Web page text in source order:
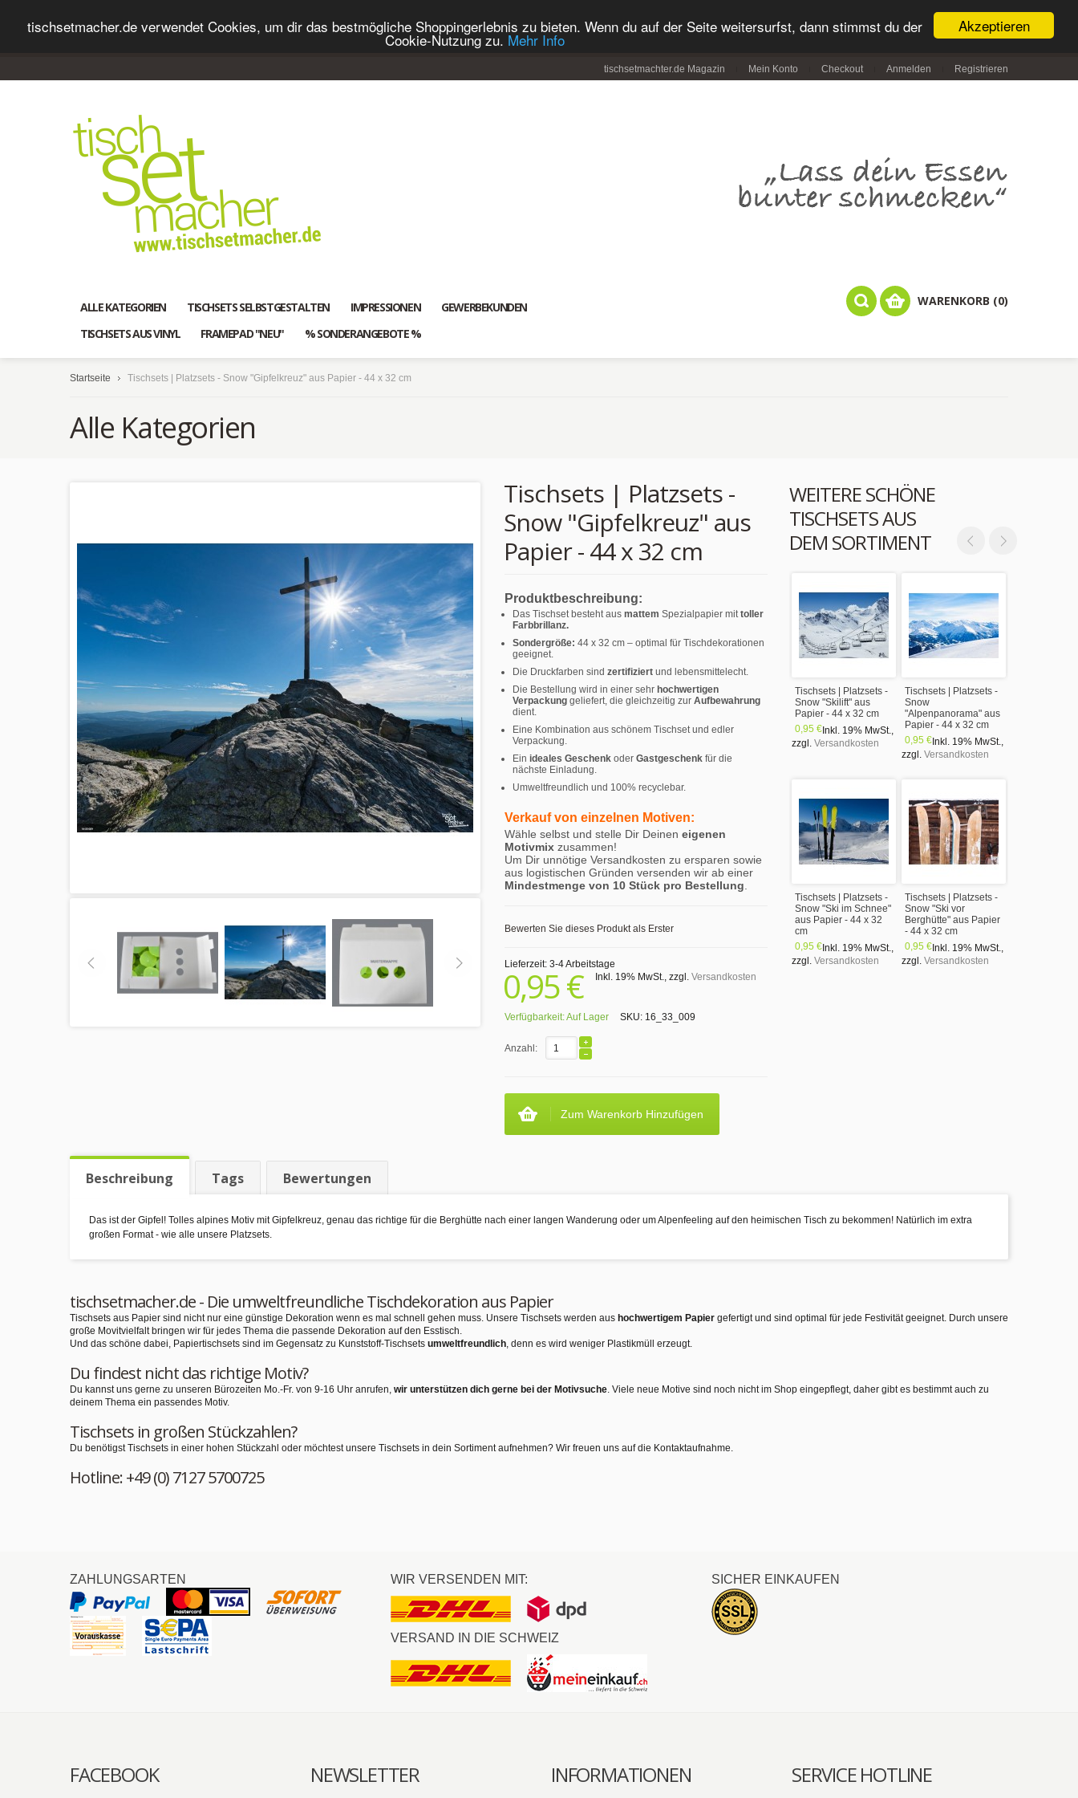
Akzeptieren
tischsetmacher.de verwendet Cookies, um dir das bestmögliche Shoppingerlebnis zu bieten. Wenn du auf der Seite weitersurfst, dann stimmst du der
Cookie-Nutzung zu. Mehr Info
tischsetmachter.de Magazin Mein Konto Checkout Anmelden Registrieren
ALLE KATEGORIEN TISCHSETS SELBSTGESTALTEN IMPRESSIONEN
GEWERBEKUNDEN
TISCHSETS AUS VINYL
FRAMEPAD "NEU" % SONDERANGEBOTE %
WARENKORB (0)
Startseite Tischsets | Platzsets - Snow "Gipfelkreuz" aus Papier - 44 x 32 cm
Alle Kategorien
WEITERE SCHÖNE
TISCHSETS AUS
DEM SORTIMENT
Tischsets | Platzsets -
Snow "Skilift" aus
Papier - 44 x 32 cm
0,95 € Inkl. 19% MwSt.,
zzgl. Versandkosten
Tischsets | Platzsets -
Snow
"Alpenpanorama" aus
Papier - 44 x 32 cm
0,95 € Inkl. 19% MwSt.,
zzgl. Versandkosten
Tischsets | Platzsets -
Snow "Ski im Schnee"
aus Papier - 44 x 32
cm
0,95 € Inkl. 19% MwSt.,
zzgl. Versandkosten
Tischsets | Platzsets -
Snow "Ski vor
Berghütte" aus Papier
- 44 x 32 cm
0,95 € Inkl. 19% MwSt.,
zzgl. Versandkosten
Tischsets | Platzsets -
Snow "Gipfelkreuz" aus
Papier - 44 x 32 cm
Produktbeschreibung:
Das Tischset besteht aus mattem Spezialpapier mittoller
Farbbrillanz.
Sondergröße: 44 x 32 cm – optimal für Tischdekorationen
geeignet.
Die Druckfarben sind zertifiziert und lebensmittelecht.
Die Bestellung wird in einer sehr hochwertigen
Verpackung geliefert, die gleichzeitig zur Aufbewahrung
dient.
Eine Kombination aus schönem Tischset und edler
Verpackung.
Ein ideales Geschenk oder Gastgeschenk für die
nächste Einladung.
Umweltfreundlich und 100% recyclebar.
Verkauf von einzelnen Motiven:
Wähle selbst und stelle Dir Deinen eigenen
Motivmix zusammen!
Um Dir unnötige Versandkosten zu ersparen sowie
aus logistischen Gründen versenden wir ab einer
Mindestmenge von 10 Stück pro Bestellung
Bewerten Sie dieses Produkt als Erster
Lieferzeit: 3-4 Arbeitstage
0,95 € Inkl. 19% MwSt., zzgl. Versandkosten
Verfügbarkeit:Auf Lager SKU: 16_33_009
Anzahl:
Zum Warenkorb Hinzufügen
Beschreibung Tags Bewertungen
Das ist der Gipfel! Tolles alpines Motiv mit Gipfelkreuz, genau das richtige für die Berghütte nach einer langen Wanderung oder um Alpenfeeling auf den heimischen Tisch zu bekommen! Natürlich im extra
großen Format - wie alle unsere Platzsets.
tischsetmacher.de - Die umweltfreundliche Tischdekoration aus Papier
Tischsets aus Papier sind nicht nur eine günstige Dekoration wenn es mal schnell gehen muss. Unsere Tischsets werden aus hochwertigem Papier gefertigt und sind optimal für jede Festivität geeignet. Durch unsere
große Movitvielfalt bringen wir für jedes Thema die passende Dekoration auf den Esstisch.
Und das schöne dabei, Papiertischsets sind im Gegensatz zu Kunststoff-Tischsets umweltfreundlich, denn es wird weniger Plastikmüll erzeugt.
Du findest nicht das richtige Motiv?
Du kannst uns gerne zu unseren Bürozeiten Mo.-Fr. von 9-16 Uhr anrufen, wir unterstützen dich gerne bei der Motivsuche. Viele neue Motive sind noch nicht im Shop eingepflegt, daher gibt es bestimmt auch zu
deinem Thema ein passendes Motiv.
Tischsets in großen Stückzahlen?
Du benötigst Tischsets in einer hohen Stückzahl oder möchtest unsere Tischsets in dein Sortiment aufnehmen? Wir freuen uns auf die Kontaktaufnahme.
Hotline: +49 (0) 7127 5700725
ZAHLUNGSARTEN WIR VERSENDEN MIT:
VERSAND IN DIE SCHWEIZ
SICHER EINKAUFEN
FACEBOOK NEWSLETTER INFORMATIONEN SERVICE HOTLINE